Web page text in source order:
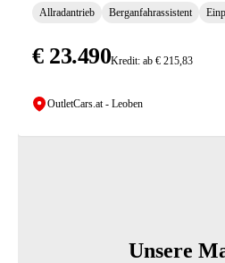
Allradantrieb
Berganfahrassistent
€ 23.490Kredit: ab € 215,83
OutletCars.at - Leoben
Unsere